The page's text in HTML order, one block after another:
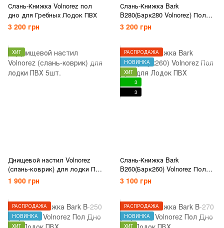
Слань-Книжка Volnorez пол
дно для Гребных Лодок ПВХ
3 200 грн
Слань-Книжка Bark
B280(Барк280 Volnorez) Пол
Дно для Лодок ПВХ
3 200 грн
ХИТ
Днищевой настил Volnorez
(слань-коврик) для лодки ПВХ
5шт.
1 900 грн
РАСПРОДАЖА
НОВИНКА
ХИТ
3
3
Слань-Книжка Bark
B260(Барк260) Volnorez Пол
Дно для Лодок ПВХ
3 100 грн
РАСПРОДАЖА
НОВИНКА
ХИТ
РАСПРОДАЖА
НОВИНКА
ХИТ